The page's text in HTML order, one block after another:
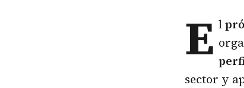
E l
sector y